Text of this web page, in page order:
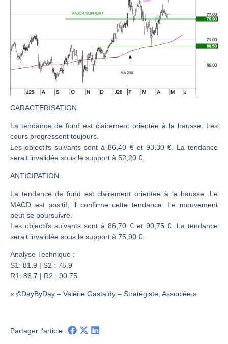
Christian Parisot : Les marchés à l’épreuve des signaux | Interview Économique
S&P500 : Des records, mais toujours de la vigueur | Ludovick Bertola – Les Echos de Wall Street
Le monde a changé de règles cette nuit. Personne ne vous l’a encore dit | Louis-Antoine Michelet
EUR/USD : Une réunion à priori sans saveur | Philippe Lhermie – Flash Forex
Pourquoi 6 guerres explosent en même temps cette semaine | par Louis-Antoine Michelet
Une inertie haussière qui ralentit | Antoine Quesada – Chrono CAC
CARACTERISATION
La tendance de fond est clairement orientée à la hausse. Les
cours progressent toujours.
Les objectifs suivants sont à 86,40 € et 93,30 €. La tendance
serait invalidée sous le support à 52,20 €.
ANTICIPATION
La tendance de fond est clairement orientée à la hausse. Le
MACD est positif, il confirme cette tendance. Le mouvement
peut se poursuivre.
Les objectifs suivants sont à 86,70 € et 90,75 €. La tendance
serait invalidée sous le support à 75,90 €.
Analyse Technique :
S1: 81.9 | S2 : 75.9
R1: 86.7 | R2 : 90.75
« ©DayByDay – Valérie Gastaldy – Stratégiste, Associée »
Partager l'article :